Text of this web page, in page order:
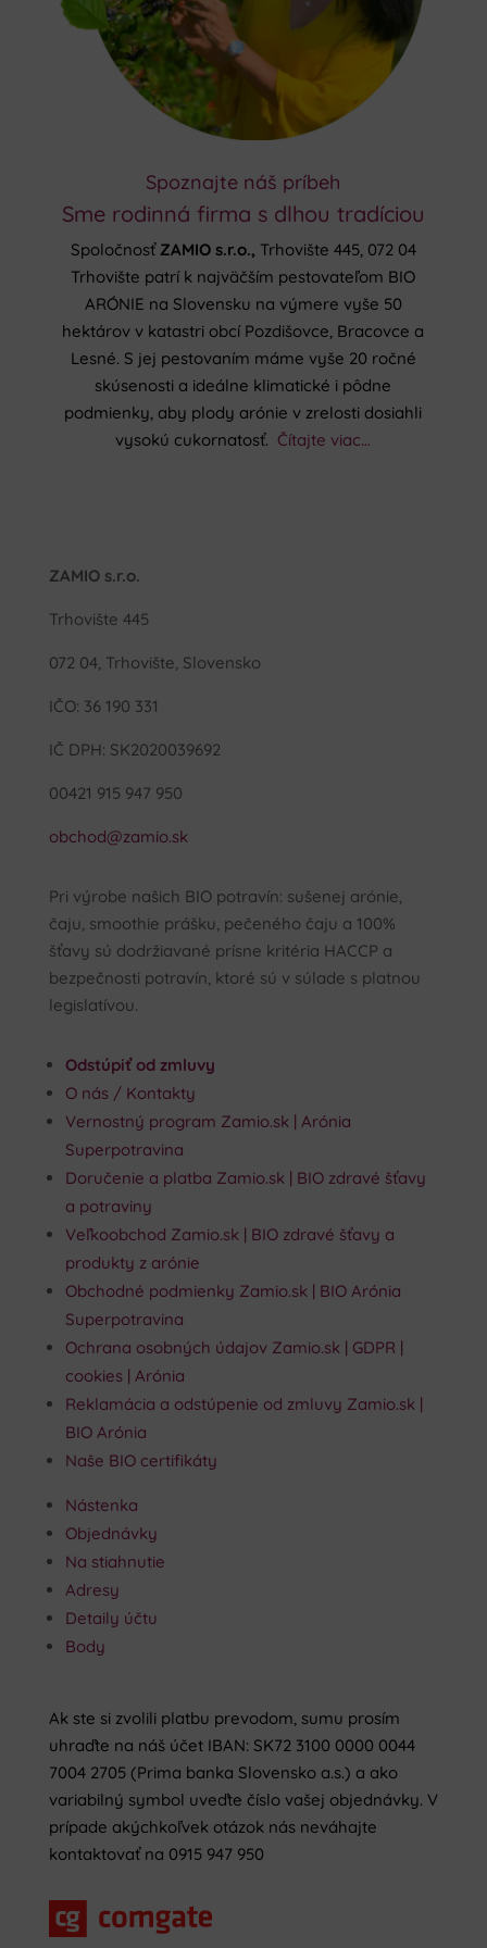
Spoznajte náš príbeh
Sme rodinná firma s dlhou tradíciou
Spoločnosť ZAMIO s.r.o., Trhovište 445, 072 04
Trhovište patrí k najväčším pestovateľom BIO
ARÓNIE na Slovensku na výmere vyše 50
hektárov v katastri obcí Pozdišovce, Bracovce a
Lesné. S jej pestovaním máme vyše 20 ročné
skúsenosti a ideálne klimatické i pôdne
podmienky, aby plody arónie v zrelosti dosiahli
vysokú cukornatosť. Čítajte viac…
ZAMIO s.r.o.
Trhovište 445
072 04, Trhovište, Slovensko
IČO: 36 190 331
IČ DPH: SK2020039692
00421 915 947 950
obchod@zamio.sk
Pri výrobe našich BIO potravín: sušenej arónie,
čaju, smoothie prášku, pečeného čaju a 100%
šťavy sú dodržiavané prísne kritéria HACCP a
bezpečnosti potravín, ktoré sú v súlade s platnou
legislatívou.
Odstúpiť od zmluvy
O nás / Kontakty
Vernostný program Zamio.sk | Arónia
Superpotravina
Doručenie a platba Zamio.sk | BIO zdravé šťavy
a potraviny
Veľkoobchod Zamio.sk | BIO zdravé šťavy a
produkty z arónie
Obchodné podmienky Zamio.sk | BIO Arónia
Superpotravina
Ochrana osobných údajov Zamio.sk | GDPR |
cookies | Arónia
Reklamácia a odstúpenie od zmluvy Zamio.sk |
BIO Arónia
Naše BIO certifikáty
Nástenka
Objednávky
Na stiahnutie
Adresy
Detaily účtu
Body
Ak ste si zvolili platbu prevodom, sumu prosím
uhraďte na náš účet IBAN: SK72 3100 0000 0044
7004 2705 (Prima banka Slovensko a.s.) a ako
variabilný symbol uveďte číslo vašej objednávky. V
prípade akýchkoľvek otázok nás neváhajte
kontaktovať na 0915 947 950